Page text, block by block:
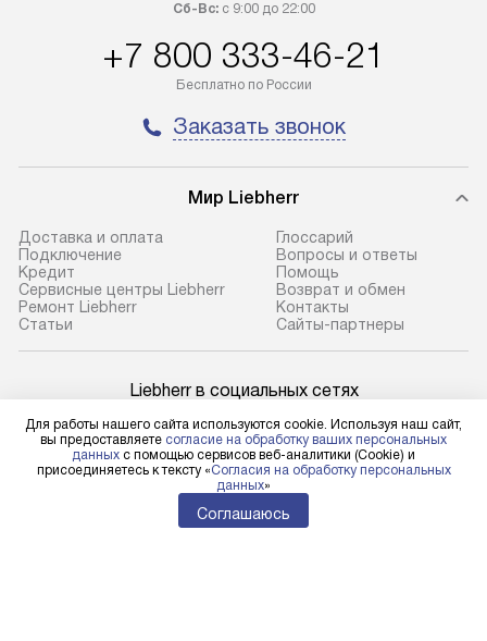
Сб-Вс:с 9:00 до 22:00
+7 800 333-46-21
Бесплатно по России
Заказать звонок
Мир Liebherr
Доставка и оплата
Подключение
Кредит
Сервисные центры Liebherr
Ремонт Liebherr
Cтатьи
Глоссарий
Вопросы и ответы
Помощь
Возврат и обмен
Контакты
Сайты-партнеры
Liebherr в социальных сетях
Для физических лиц
shop@l-rus.ru
Для юридических лиц
Для работы нашего сайта используются cookie. Используя наш сайт,
вы предоставляете согласие на обработку ваших персональных
данных с помощью сервисов веб-аналитики (Cookie) и
присоединяетесь к тексту «Согласия на обработку персональных
данных»
Соглашаюсь